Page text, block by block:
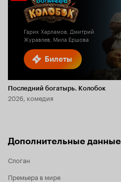
Билеты
Кинопоиска
Гарик Харламов, Дмитрий
Журавлев, Мила Ершова
Последний богатырь. Колобок
2026, комедия
Дополнительные данные
Слоган
Премьера в мире